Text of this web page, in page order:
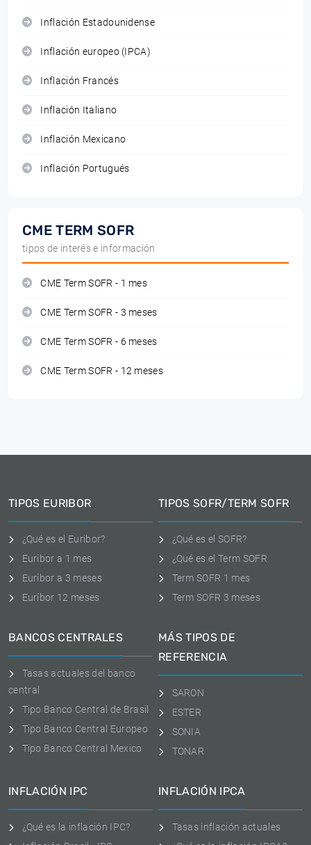
Inflación Estadounidense
Inflación europeo (IPCA)
Inflación Francés
Inflación Italiano
Inflación Mexicano
Inflación Portugués
CME TERM SOFR
tipos de interés e información
CME Term SOFR - 1 mes
CME Term SOFR - 3 meses
CME Term SOFR - 6 meses
CME Term SOFR - 12 meses
TIPOS EURIBOR
¿Qué es el Euribor?
Euribor a 1 mes
Euribor a 3 meses
Euríbor 12 meses
TIPOS SOFR/TERM SOFR
¿Qué es el SOFR?
¿Qué es el Term SOFR
Term SOFR 1 mes
Term SOFR 3 meses
BANCOS CENTRALES
Tasas actuales del banco
central
Tipo Banco Central de Brasil
Tipo Banco Central Europeo
Tipo Banco Central Mexico
MÁS TIPOS DE
REFERENCIA
SARON
ESTER
SONIA
TONAR
INFLACIÓN IPC
¿Qué es la inflación IPC?
INFLACIÓN IPCA
Tasas inflación actuales